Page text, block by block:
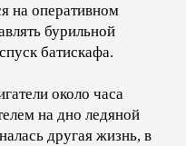
на оперативном
бурильной
батискафа.
около часа
на дно ледяной
другая жизнь, в